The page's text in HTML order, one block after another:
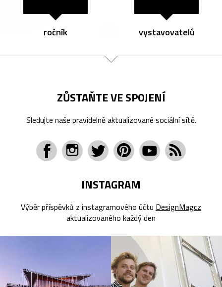
ročník vystavovatelů
ZŮSTAŇTE VE SPOJENÍ
Sledujte naše pravidelně aktualizované sociální sítě.
INSTAGRAM
Výběr příspěvků z instagramového účtu DesignMagcz
aktualizovaného každý den